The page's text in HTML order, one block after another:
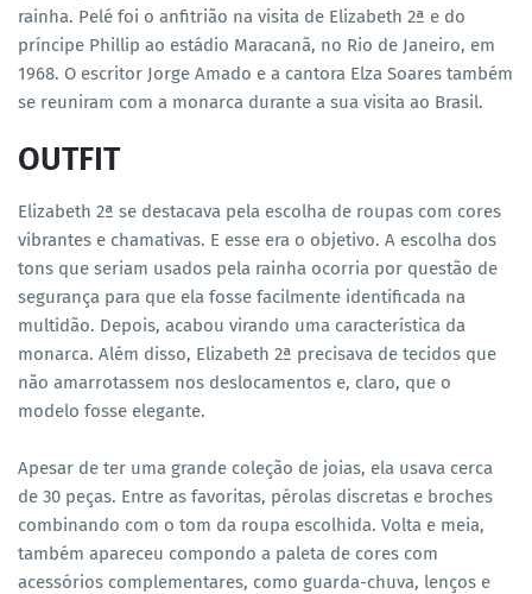
rainha. Pelé foi o anfitrião na visita de Elizabeth 2ª e do
príncipe Phillip ao estádio Maracanã, no Rio de Janeiro, em
1968. O escritor Jorge Amado e a cantora Elza Soares também
se reuniram com a monarca durante a sua visita ao Brasil.
OUTFIT
Elizabeth 2ª se destacava pela escolha de roupas com cores
vibrantes e chamativas. E esse era o objetivo. A escolha dos
tons que seriam usados pela rainha ocorria por questão de
segurança para que ela fosse facilmente identificada na
multidão. Depois, acabou virando uma característica da
monarca. Além disso, Elizabeth 2ª precisava de tecidos que
não amarrotassem nos deslocamentos e, claro, que o
modelo fosse elegante.
Apesar de ter uma grande coleção de joias, ela usava cerca
de 30 peças. Entre as favoritas, pérolas discretas e broches
combinando com o tom da roupa escolhida. Volta e meia,
também apareceu compondo a paleta de cores com
acessórios complementares, como guarda-chuva, lenços e